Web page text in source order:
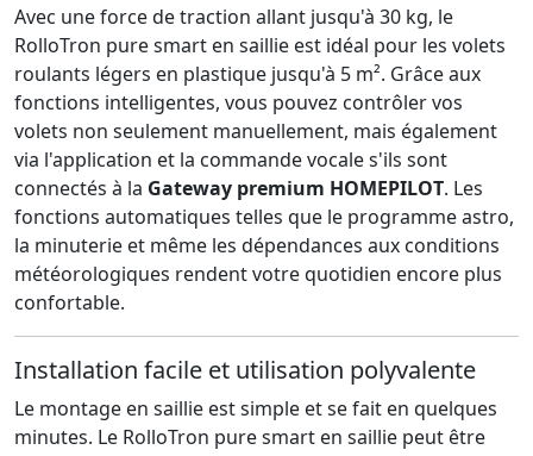
Avec une force de traction allant jusqu'à 30 kg, le
RolloTron pure smart en saillie est idéal pour les volets
roulants légers en plastique jusqu'à 5 m². Grâce aux
fonctions intelligentes, vous pouvez contrôler vos
volets non seulement manuellement, mais également
via l'application et la commande vocale s'ils sont
connectés à la Gateway premium HOMEPILOT. Les
fonctions automatiques telles que le programme astro,
la minuterie et même les dépendances aux conditions
météorologiques rendent votre quotidien encore plus
confortable.
Installation facile et utilisation polyvalente
Le montage en saillie est simple et se fait en quelques
minutes. Le RolloTron pure smart en saillie peut être